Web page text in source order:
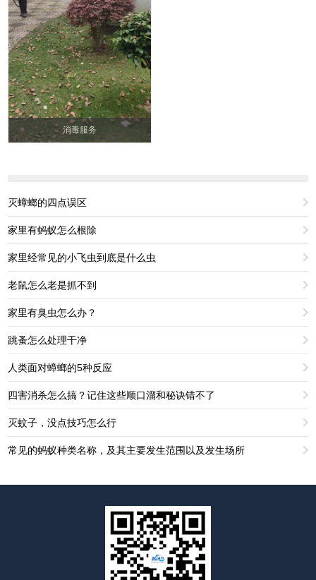
消毒服务
灭蟑螂的四点误区
家里有蚂蚁怎么根除
家里经常见的小飞虫到底是什么虫
老鼠怎么老是抓不到
家里有臭虫怎么办？
跳蚤怎么处理干净
人类面对蟑螂的5种反应
四害消杀怎么搞？记住这些顺口溜和秘诀错不了
灭蚊子，没点技巧怎么行
常见的蚂蚁种类名称，及其主要发生范围以及发生场所